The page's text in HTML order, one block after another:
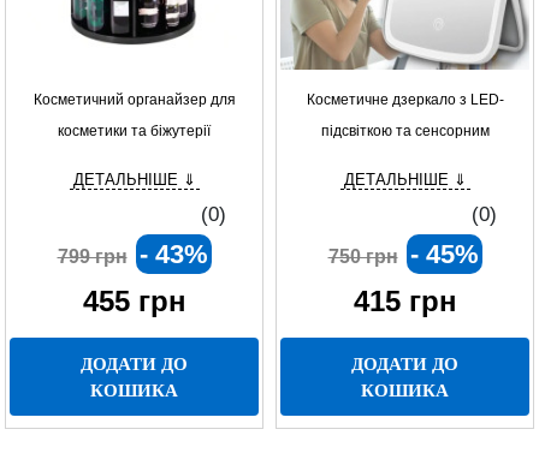
Косметичний органайзер для
косметики та біжутерії
ДЕТАЛЬНІШЕ ⇓
(0)
799 грн - 43%
455грн
ДОДАТИ ДО
КОШИКА
Косметичне дзеркало з LED-
підсвіткою та сенсорним
ДЕТАЛЬНІШЕ ⇓
(0)
750 грн - 45%
415грн
ДОДАТИ ДО
КОШИКА